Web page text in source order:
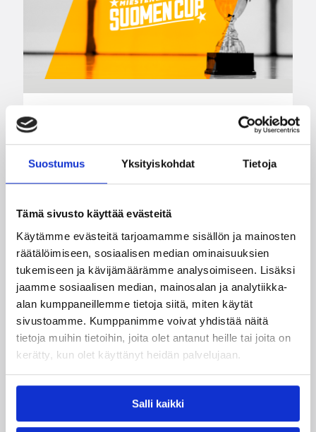
Suostumus Yksityiskohdat Tietoja
Tämä sivusto käyttää evästeitä
Käytämme evästeitä tarjoamamme sisällön ja mainosten
räätälöimiseen, sosiaalisen median ominaisuuksien
tukemiseen ja kävijämäärämme analysoimiseen. Lisäksi
jaamme sosiaalisen median, mainosalan ja analytiikka-
alan kumppaneillemme tietoja siitä, miten käytät
sivustoamme. Kumppanimme voivat yhdistää näitä
tietoja muihin tietoihin, joita olet antanut heille tai joita on
kerätty, kun olet käyttänyt heidän palvelujaan.
Salli kaikki
Miesten Suomen Cupin
lohkovaiheen otteluohjelma
julkaistu
Suomen Cup käynnistyy 9. syyskuuta
pelattavalla lohkovaiheella ja mestari on selvillä
20. helmikuuta pelattavan finaalin jälkeen.
Paluuseen tekevään Suomen Cupiin osallistuvat
kaikki Korisliigassa pelaavat 12 joukkuetta